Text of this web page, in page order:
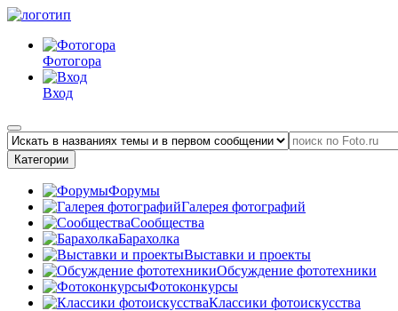
Фотогора
Вход
Категории
Форумы
Галерея фотографий
Сообщества
Барахолка
Выставки и проекты
Обсуждение фототехники
Фотоконкурсы
Классики фотоискусства